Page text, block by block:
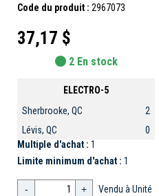
Code du produit : 2967073
37,17 $
2 En stock
ELECTRO-5
Sherbrooke, QC
2
Lévis, QC
0
Multiple d'achat : 1
Limite minimum d'achat : 1
- + Vendu à Unité